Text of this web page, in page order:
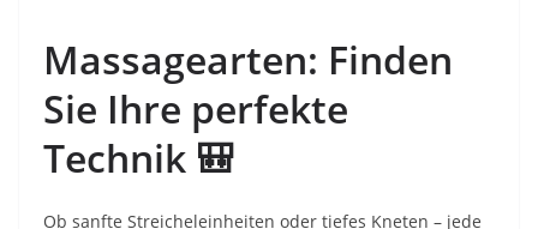
Massagearten: Finden
Sie Ihre perfekte
Technik 🎒
Ob sanfte Streicheleinheiten oder tiefes Kneten – jede